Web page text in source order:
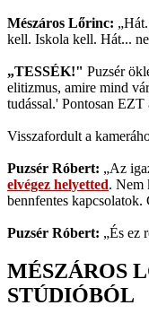
Mészáros Lőrinc:
kell. Iskola kell. Hát...
„TESSÉK!" Puzsér
elitizmus, amire mind
tudással.' Pontosan
Visszafordult a
Puzsér Róbert: „Az
elvégez helyetted. Nem
bennfentes
Puzsér Róbert: „És ez
MÉSZÁROS
STÚDIÓBÓL